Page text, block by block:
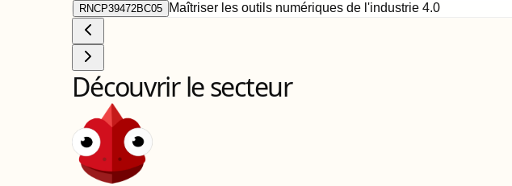
RNCP39472BC05 Maîtriser les outils numériques de l'industrie 4.0
Découvrir le secteur